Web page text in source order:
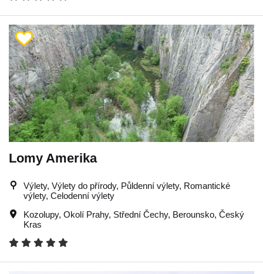
Lomy Amerika
Výlety, Výlety do přírody, Půldenní výlety, Romantické
výlety, Celodenní výlety
Kozolupy, Okolí Prahy, Střední Čechy, Berounsko, Český
Kras